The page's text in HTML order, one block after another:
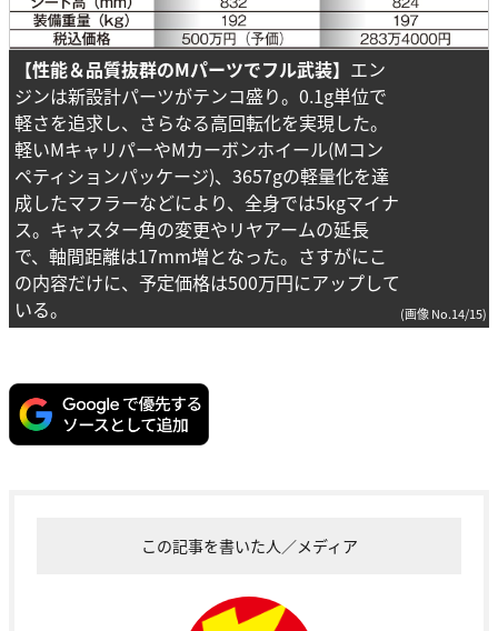
【性能＆品質抜群のMパーツでフル武装】 エン
ジンは新設計パーツがテンコ盛り。0.1g単位で
軽さを追求し、さらなる高回転化を実現した。
軽いMキャリパーやMカーボンホイール(Mコン
ペティションパッケージ)、3657gの軽量化を達
成したマフラーなどにより、全身では5kgマイナ
ス。キャスター角の変更やリヤアームの延長
で、軸間距離は17mm増となった。さすがにこ
の内容だけに、予定価格は500万円にアップして
いる。
(画像 No.14/15)
この記事を書いた人／メディア